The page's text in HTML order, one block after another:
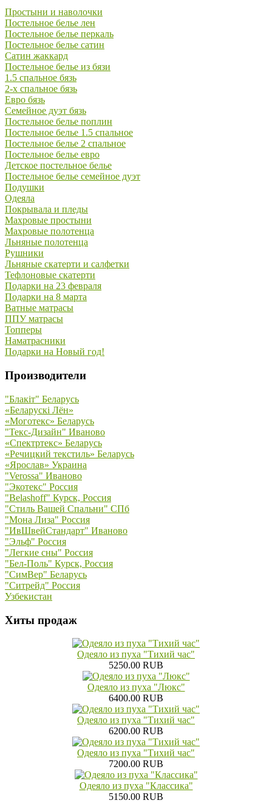
Простыни и наволочки
Постельное белье лен
Постельное белье перкаль
Постельное белье сатин
Сатин жаккард
Постельное белье из бязи
1.5 спальное бязь
2-х спальное бязь
Евро бязь
Семейное дуэт бязь
Постельное белье поплин
Постельное белье 1.5 спальное
Постельное белье 2 спальное
Постельное белье евро
Детское постельное белье
Постельное белье семейное дуэт
Подушки
Одеяла
Покрывала и пледы
Махровые простыни
Махровые полотенца
Льняные полотенца
Рушники
Льняные скатерти и салфетки
Тефлоновые скатерти
Подарки на 23 февраля
Подарки на 8 марта
Ватные матрасы
ППУ матрасы
Топперы
Наматрасники
Подарки на Новый год!
Производители
"Блакiт" Беларусь
«Беларускi Лён»
«Моготекс» Беларусь
"Текс-Дизайн" Иваново
«Спектртекс» Беларусь
«Речицкий текстиль» Беларусь
«Ярослав» Украина
"Verossa" Иваново
"Экотекс" Россия
"Belashoff" Курск, Россия
"Стиль Вашей Спальни" СПб
"Мона Лиза" Россия
"ИвШвейСтандарт" Иваново
"Эльф" Россия
"Легкие сны" Россия
"Бел-Поль" Курск, Россия
"СимВер" Беларусь
"Ситрейд" Россия
Узбекистан
Хиты продаж
Одеяло из пуха "Тихий час"
5250.00 RUB
Одеяло из пуха "Люкс"
6400.00 RUB
Одеяло из пуха "Тихий час"
6200.00 RUB
Одеяло из пуха "Тихий час"
7200.00 RUB
Одеяло из пуха "Классика"
5150.00 RUB